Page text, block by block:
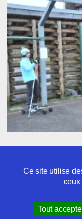
Ce site utilise
ceux
Tout